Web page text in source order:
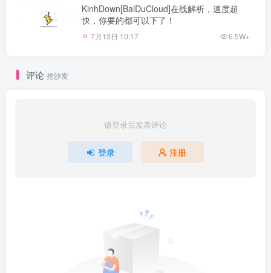
KinhDown[BaiDuCloud]在线解析，速度超
快，你要的都可以下了！
7月13日 10:17 6.5W+
评论 抢沙发
请登录后发表评论
登录 注册